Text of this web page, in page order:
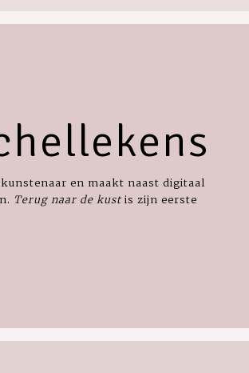
en maakt naast digitaal
Terug naar de kustis zijn eerste